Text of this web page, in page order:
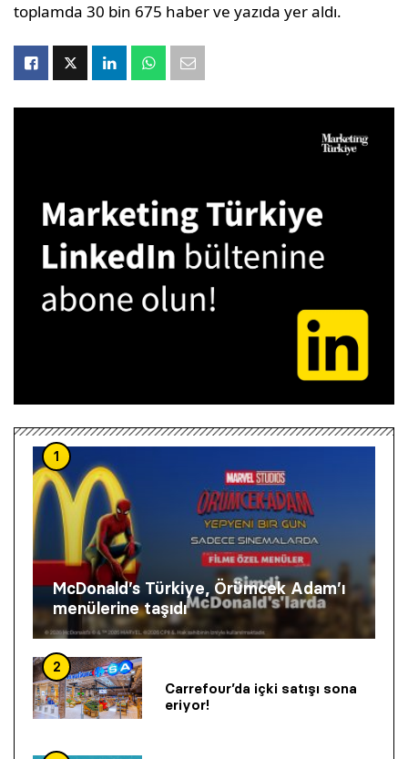
toplamda 30 bin 675 haber ve yazıda yer aldı.
1
McDonald’s Türkiye, Örümcek Adam’ı
menülerine taşıdı
2
Carrefour’da içki satışı sona
eriyor!